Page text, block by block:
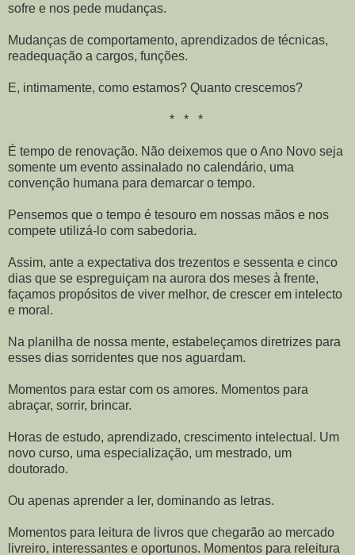
sofre e nos pede mudanças.
Mudanças de comportamento, aprendizados de técnicas,
readequação a cargos, funções.
E, intimamente, como estamos? Quanto crescemos?
* * *
É tempo de renovação. Não deixemos que o Ano Novo seja
somente um evento assinalado no calendário, uma
convenção humana para demarcar o tempo.
Pensemos que o tempo é tesouro em nossas mãos e nos
compete utilizá-lo com sabedoria.
Assim, ante a expectativa dos trezentos e sessenta e cinco
dias que se espreguiçam na aurora dos meses à frente,
façamos propósitos de viver melhor, de crescer em intelecto
e moral.
Na planilha de nossa mente, estabeleçamos diretrizes para
esses dias sorridentes que nos aguardam.
Momentos para estar com os amores. Momentos para
abraçar, sorrir, brincar.
Horas de estudo, aprendizado, crescimento intelectual. Um
novo curso, uma especialização, um mestrado, um
doutorado.
Ou apenas aprender a ler, dominando as letras.
Momentos para leitura de livros que chegarão ao mercado
livreiro, interessantes e oportunos. Momentos para releitura